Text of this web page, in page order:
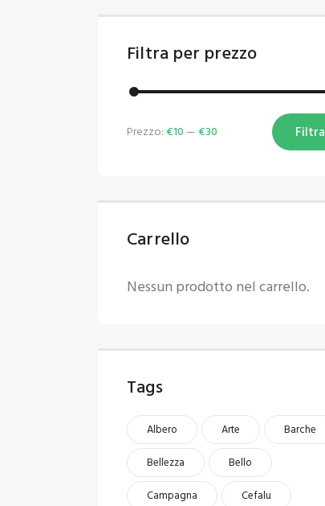
Filtra per prezzo
Filtra
Prezzo:€10 —€30
Carrello
Nessun prodotto nel carrello.
Tags
Albero Arte
Barche
Bellezza
Bello
Campagna
Cefalu